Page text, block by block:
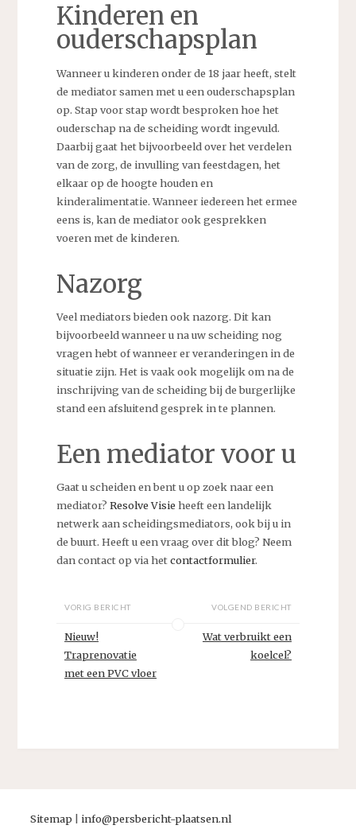
Kinderen en
ouderschapsplan
Wanneer u kinderen onder de 18 jaar heeft, stelt
de mediator samen met u een ouderschapsplan
op. Stap voor stap wordt besproken hoe het
ouderschap na de scheiding wordt ingevuld.
Daarbij gaat het bijvoorbeeld over het verdelen
van de zorg, de invulling van feestdagen, het
elkaar op de hoogte houden en
kinderalimentatie. Wanneer iedereen het ermee
eens is, kan de mediator ook gesprekken
voeren met de kinderen.
Nazorg
Veel mediators bieden ook nazorg. Dit kan
bijvoorbeeld wanneer u na uw scheiding nog
vragen hebt of wanneer er veranderingen in de
situatie zijn. Het is vaak ook mogelijk om na de
inschrijving van de scheiding bij de burgerlijke
stand een afsluitend gesprek in te plannen.
Een mediator voor u
Gaat u scheiden en bent u op zoek naar een
mediator? Resolve Visie heeft een landelijk
netwerk aan scheidingsmediators, ook bij u in
de buurt. Heeft u een vraag over dit blog? Neem
dan contact op via hetcontactformulier.
VORIG BERICHT
Nieuw!
Traprenovatie
met een PVC vloer
VOLGEND BERICHT
Wat verbruikt een
koelcel?
Sitemap info@persbericht-plaatsen.nl